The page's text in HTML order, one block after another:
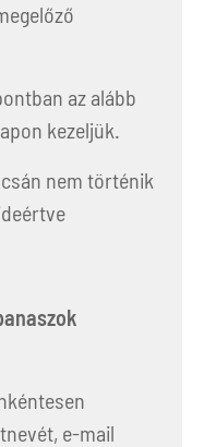
az alább
kezeljük.
nem történik
e-mail